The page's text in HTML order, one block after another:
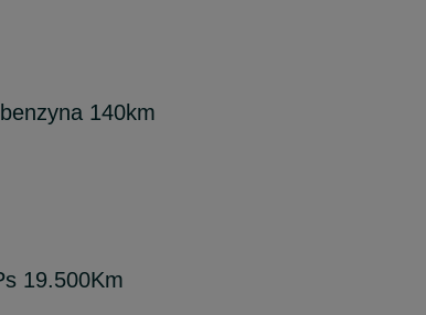
140km
19.500Km